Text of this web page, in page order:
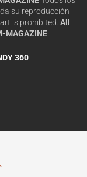
su reproducción
is prohibited. All
MAGAZINE
360